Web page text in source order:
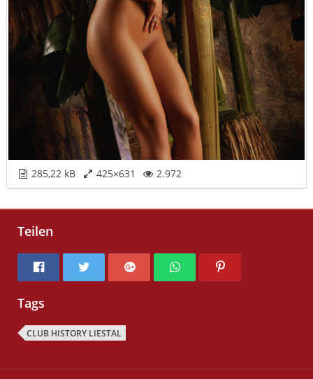
285,22 kB 425×631 2.972
Teilen
Tags
CLUB HISTORY LIESTAL